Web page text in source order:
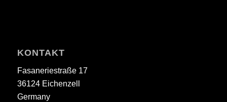
KONTAKT
Fasaneriestraße 17
36124 Eichenzell
Germany